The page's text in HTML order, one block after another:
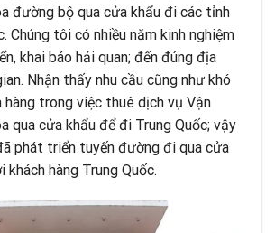
đường bộ qua cửa khẩu đi các tỉnh
Chúng tôi có nhiều năm kinh nghiệm
khai báo hải quan; đến đúng địa
Nhận thấy nhu cầu cũng như khó
hàng trong việc thuê dịch vụ Vận
qua cửa khẩu để đi Trung Quốc; vậy
phát triển tuyến đường đi qua cửa
khách hàng Trung Quốc.